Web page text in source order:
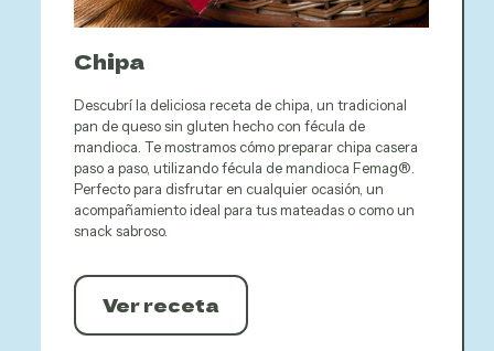
Chipa
Descubrí la deliciosa receta de chipa, un tradicional
pan de queso sin gluten hecho con fécula de
mandioca. Te mostramos cómo preparar chipa casera
paso a paso, utilizando fécula de mandioca Femag®.
Perfecto para disfrutar en cualquier ocasión, un
acompañamiento ideal para tus mateadas o como un
snack sabroso.
Ver receta